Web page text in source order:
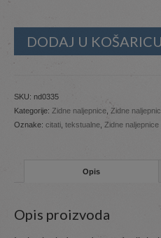
DODAJ U KOŠARICU
SKU: nd0335
Kategorije: Zidne naljepnice Zidne
Oznake: citati tekstualne Zidne naljepnice
Opis
Opis proizvoda